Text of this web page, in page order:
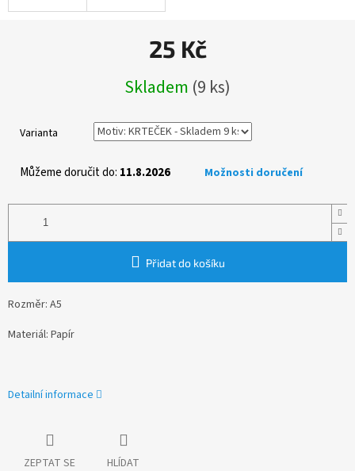
25 Kč
cena:
Skladem (9 ks)
Varianta
Můžeme doručit do: 11.8.2026 Možnosti doručení
Přidat do košíku
Rozměr: A5
Materiál: Papír
Detailní informace
ZEPTAT SE HLÍDAT